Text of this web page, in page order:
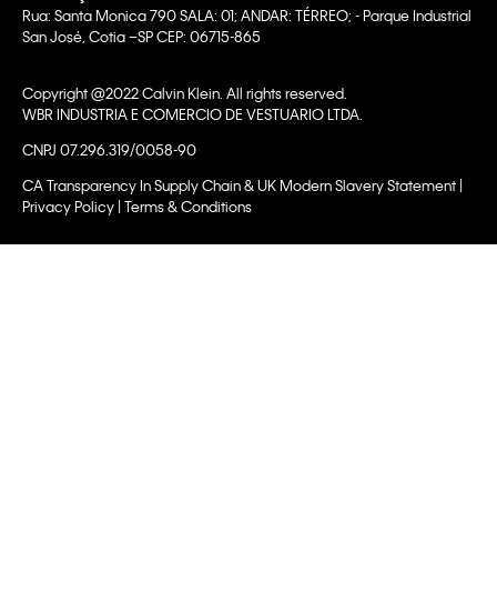
Rua: Santa Monica 790 SALA: 01; ANDAR: TÉRREO; - Parque Industrial
San José, Cotia –SP CEP: 06715-865
Copyright @2022 Calvin Klein. All rights reserved.
WBR INDUSTRIA E COMERCIO DE VESTUARIO LTDA.
CNPJ 07.296.319/0058-90
CA Transparency In Supply Chain & UK Modern Slavery Statement |
Privacy Policy | Terms & Conditions